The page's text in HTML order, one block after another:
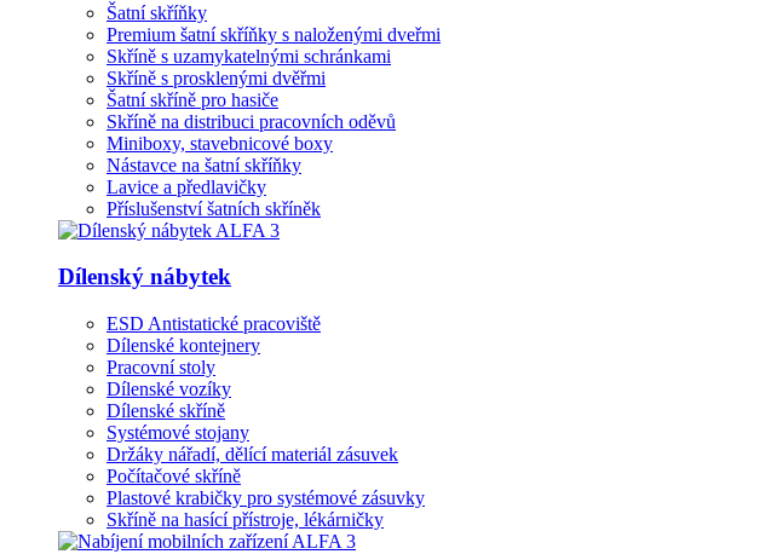
Šatní skříňky
Premium šatní skříňky s naloženými dveřmi
Skříně s uzamykatelnými schránkami
Skříně s prosklenými dvěřmi
Šatní skříně pro hasiče
Skříně na distribuci pracovních oděvů
Miniboxy, stavebnicové boxy
Nástavce na šatní skříňky
Lavice a předlavičky
Příslušenství šatních skříněk
Dílenský nábytek
ESD Antistatické pracoviště
Dílenské kontejnery
Pracovní stoly
Dílenské vozíky
Dílenské skříně
Systémové stojany
Držáky nářadí, dělící materiál zásuvek
Počítačové skříně
Plastové krabičky pro systémové zásuvky
Skříně na hasící přístroje, lékárničky